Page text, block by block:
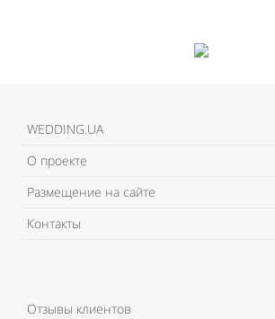
WEDDING.UA
О проекте
Размещение на сайте
Контакты
Отзывы клиентов